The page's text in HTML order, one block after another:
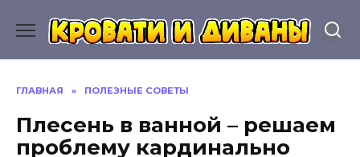
содержанию
ГЛАВНАЯ » ПОЛЕЗНЫЕ СОВЕТЫ
Плесень в ванной – решаем
проблему кардинально